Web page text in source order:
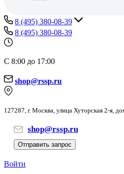
8 (495) 380-08-39
8 (495) 380-08-39
С 8:00 до 17:00
shop@rssp.ru
127287, г. Москва, улица Хуторская 2-я,
shop@rssp.ru
Отправить запрос
Войти